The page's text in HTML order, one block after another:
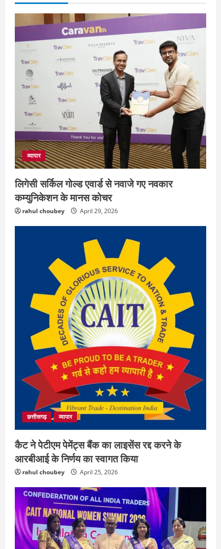
व्यापार
लिगेसी सर्किल गोल्ड एवार्ड से नवाजे गए नवकार
कम्युनिकेशन के मानस कोचर
rahul choubey April 29, 2026
छत्तीसगढ़ व्यापार
कैट ने पेटीएम पेमेंट्स बैंक का लाइसेंस रद्द करने के
आरबीआई के निर्णय का स्वागत किया
rahul choubey April 25, 2026
2
छत्तीसगढ़ राज्य
रायपुर में “लक्ष्य” द्वारा भव्य प्रतिभा सम्मान एवं
करियर मार्गदर्शन कार्यक्रम संपन्न
3
छत्तीसगढ़ राज्य लाइफ स्टाइल
भोरमदेव कॉरिडोर को मिलेगी रफ्तार, लालपुर–
सरोधा मार्ग के चौड़ीकरण का इंतजार
August 5, 2026
छत्तीसगढ़
शंकराचार्य अविमुक्तेश्वरानंद का चातुर्मास्य ग्राम